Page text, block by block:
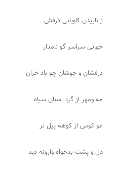
ز تابیدن کاویانی درفش
جهانی سراسر گو نامدار
درفشان و جوشان چو باد خزان
مه ومهر از گرد اسبان سیاه
عو کوس از کوهه پیل نر
دل و پشت بدخواه وارونه دید